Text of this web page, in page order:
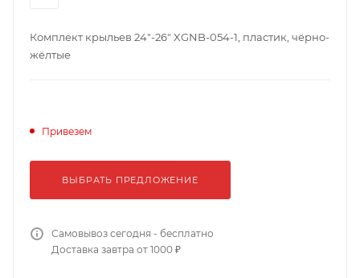
Комплект крыльев 24"-26" XGNB-054-1, пластик, чёрно-
жёлтые
Привезем
ВЫБРАТЬ ПРЕДЛОЖЕНИЕ
Самовывоз сегодня - бесплатно
Доставка завтра от 1000 ₽